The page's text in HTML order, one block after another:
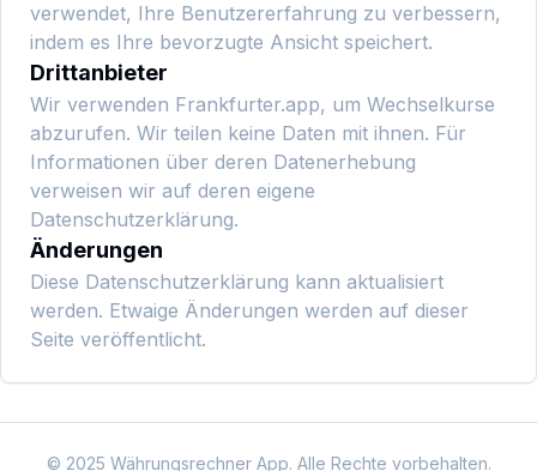
verwendet, Ihre Benutzererfahrung zu verbessern,
indem es Ihre bevorzugte Ansicht speichert.
Drittanbieter
Wir verwenden Frankfurter.app, um Wechselkurse
abzurufen. Wir teilen keine Daten mit ihnen. Für
Informationen über deren Datenerhebung
verweisen wir auf deren eigene
Datenschutzerklärung.
Änderungen
Diese Datenschutzerklärung kann aktualisiert
werden. Etwaige Änderungen werden auf dieser
Seite veröffentlicht.
© 2025 Währungsrechner App. Alle Rechte vorbehalten.